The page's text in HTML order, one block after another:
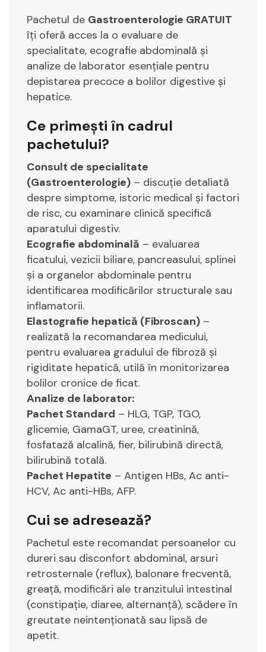
Pachetul de Gastroenterologie GRATUIT
îți oferă acces la o evaluare de
specialitate, ecografie abdominală și
analize de laborator esențiale pentru
depistarea precoce a bolilor digestive și
hepatice.
Ce primești în cadrul
pachetului?
Consult de specialitate
(Gastroenterologie) – discuție detaliată
despre simptome, istoric medical și factori
de risc, cu examinare clinică specifică
aparatului digestiv.
Ecografie abdominală – evaluarea
ficatului, vezicii biliare, pancreasului, splinei
și a organelor abdominale pentru
identificarea modificărilor structurale sau
inflamatorii.
Elastografie hepatică (Fibroscan) –
realizată la recomandarea medicului,
pentru evaluarea gradului de fibroză și
rigiditate hepatică, utilă în monitorizarea
bolilor cronice de ficat.
Analize de laborator:
Pachet Standard – HLG, TGP, TGO,
glicemie, GamaGT, uree, creatinină,
fosfatază alcalină, fier, bilirubină directă,
bilirubină totală.
Pachet Hepatite – Antigen HBs, Ac anti-
HCV, Ac anti-HBs, AFP.
Cui se adresează?
Pachetul este recomandat persoanelor cu
dureri sau disconfort abdominal, arsuri
retrosternale (reflux), balonare frecventă,
greață, modificări ale tranzitului intestinal
(constipație, diaree, alternanță), scădere în
greutate neintenționată sau lipsă de
apetit.